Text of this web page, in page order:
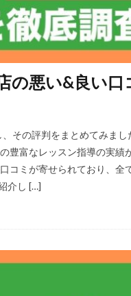
の悪い&良い
その評判をまとめてみま
豊富なレッスン指導の実績
コミが寄せられており、全
介し […]